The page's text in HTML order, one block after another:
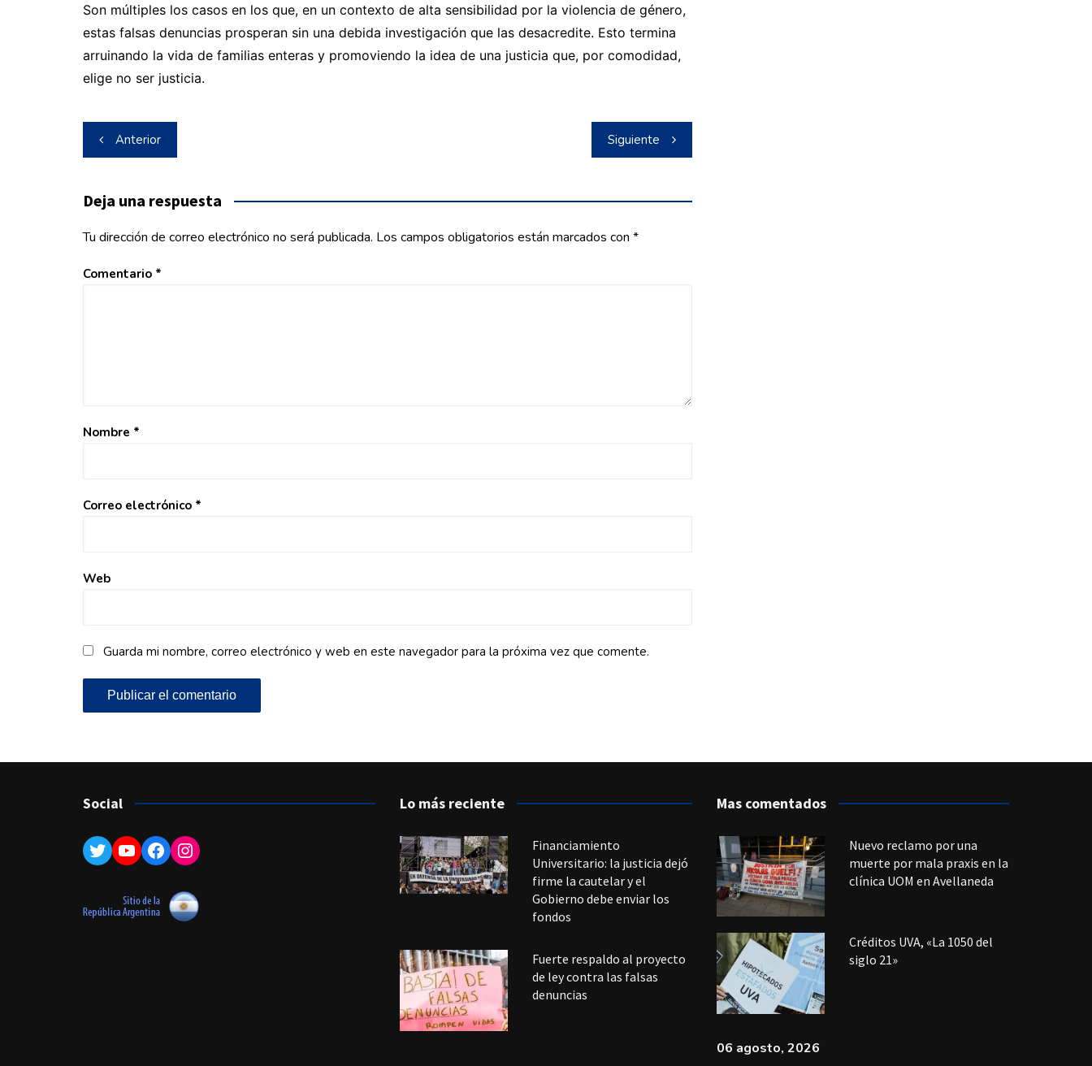
Son múltiples los casos en los que, en un contexto de alta sensibilidad por la violencia de género,
estas falsas denuncias prosperan sin una debida investigación que las desacredite. Esto termina
arruinando la vida de familias enteras y promoviendo la idea de una justicia que, por comodidad,
elige no ser justicia.
Navegación
de
entradas
Anterior Siguiente
Deja una respuesta
Tu dirección de correo electrónico no será publicada. Los campos obligatorios están marcados con *
Comentario *
Nombre *
Correo electrónico *
Web
Guarda mi nombre, correo electrónico y web en este navegador para la próxima vez que comente.
Social
Twitter
YouTube
Facebook
Instagram
Lo más reciente
Financiamiento
Universitario: la justicia dejó
firme la cautelar y el
Gobierno debe enviar los
fondos
Fuerte respaldo al proyecto
de ley contra las falsas
denuncias
Mas comentados
Nuevo reclamo por una
muerte por mala praxis en la
clínica UOM en Avellaneda
Créditos UVA, «La 1050 del
siglo 21»
06 agosto, 2026